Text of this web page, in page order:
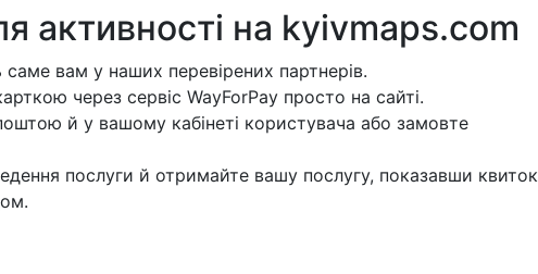
активності на kyivmaps.com
саме вам у наших перевірених партнерів.
через сервіс WayForPay просто на сайті.
й у вашому кабінеті користувача або замовте
послуги й отримайте вашу послугу, показавши квиток